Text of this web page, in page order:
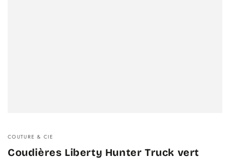
COUTURE & CIE
Coudières Liberty Hunter Truck vert